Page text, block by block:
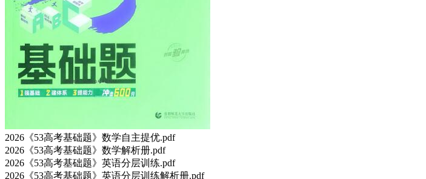
2026《53高考基础题》数学自主提优.pdf
2026《53高考基础题》数学解析册.pdf
2026《53高考基础题》英语分层训练.pdf
2026《53高考基础题》英语分层训练解析册.pdf